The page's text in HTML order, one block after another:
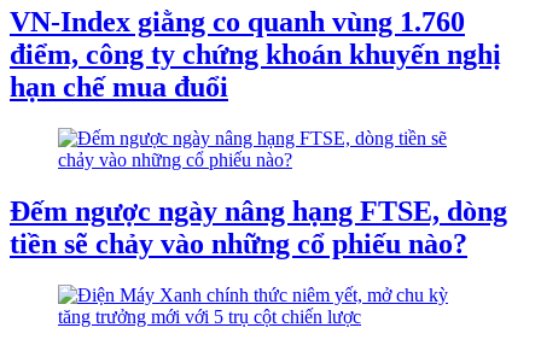
VN-Index giằng co quanh vùng 1.760
điểm, công ty chứng khoán khuyến nghị
hạn chế mua đuổi
Đếm ngược ngày nâng hạng FTSE, dòng
tiền sẽ chảy vào những cổ phiếu nào?